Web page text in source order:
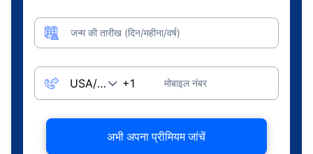
जन्म की तारीख (दिन/महीना/वर्ष)
मोबाइल नंबर
अभी अपना प्रीमियम जांचें